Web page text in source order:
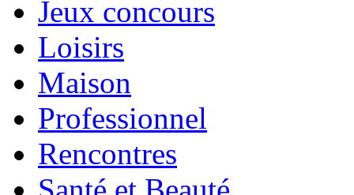
Jeux concours
Loisirs
Maison
Professionnel
Rencontres